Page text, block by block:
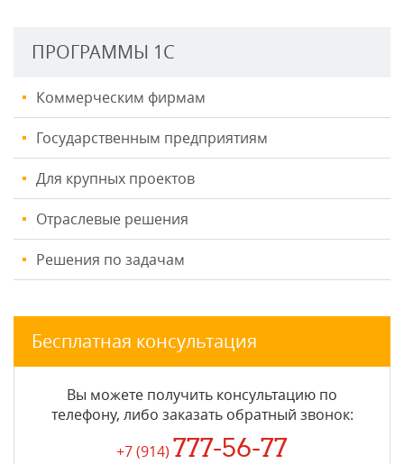
ПРОГРАММЫ 1С
Коммерческим фирмам
Государственным предприятиям
Для крупных проектов
Отраслевые решения
Решения по задачам
Бесплатная консультация
Вы можете получить консультацию по
телефону, либо заказать обратный звонок:
+7 (914) 777-56-77